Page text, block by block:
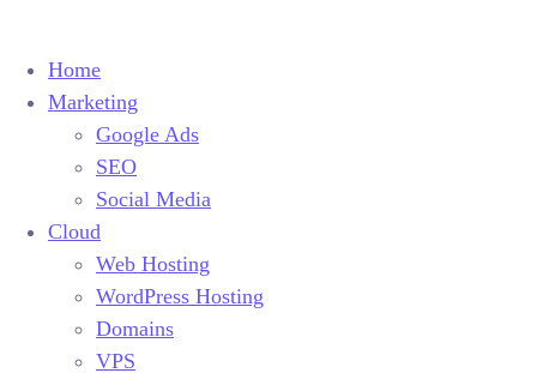
Home
Marketing
Google Ads
SEO
Social Media
Cloud
Web Hosting
WordPress Hosting
Domains
VPS
Home
Marketing
Google Ads
SEO
Cloud
Web Hosting
WordPress Hosting
Domains
Home
Marketing
Google Ads
SEO
Social Media
Cloud
Web Hosting
Colegio Santa Mónica